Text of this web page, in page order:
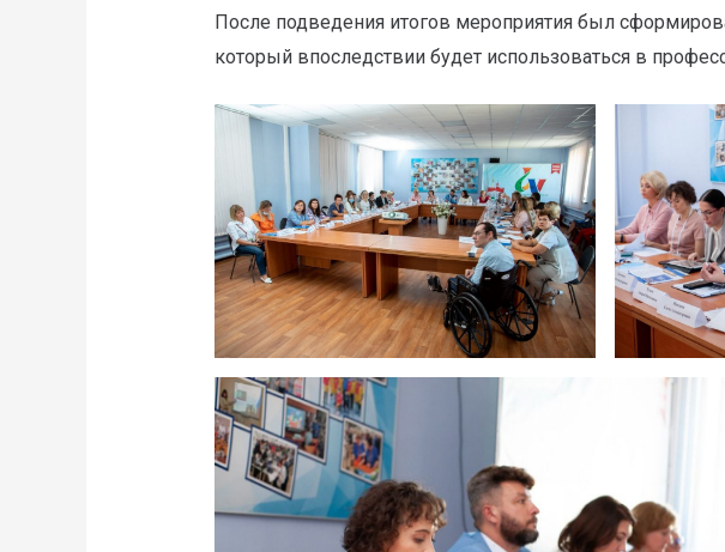
После подведения итогов мероприятия был
который впоследствии будет использоваться в